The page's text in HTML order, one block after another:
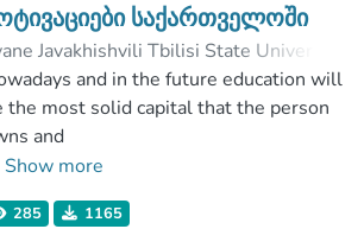
საქართველოში
Javakhishvili Tbilisi State University
)მჭედლიშვილი, ქეთევან
;
ნინო
;
of Social and Political Sciences
Javakhishvili Tbilisi State University
and in the future education will
the most solid capital that the person
and
use of which is infinite. It has a vital
society on
Show more
285 1165